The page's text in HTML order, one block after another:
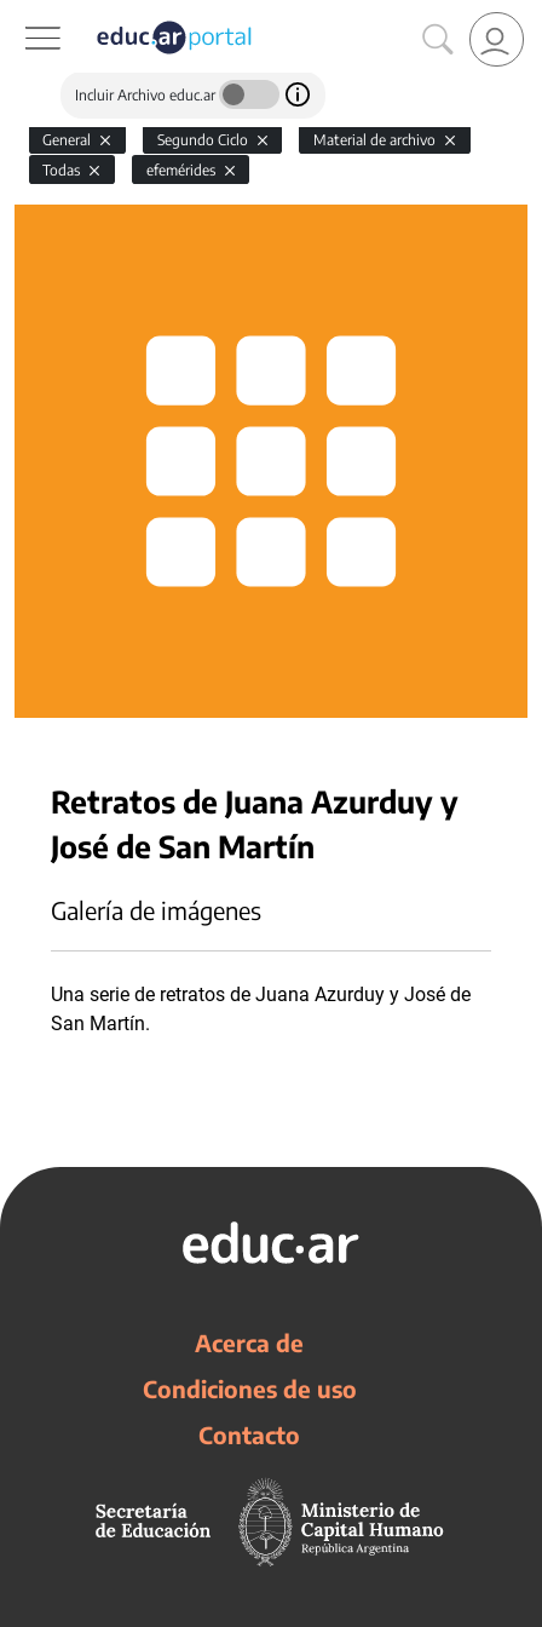
Incluir Archivo educ.ar
General Segundo Ciclo
Material de archivo
Todas
efemérides
Retratos de Juana Azurduy y
José de San Martín
Galería de imágenes
Una serie de retratos de Juana Azurduy y José de
San Martín.
Acerca de
Condiciones de uso
Contacto